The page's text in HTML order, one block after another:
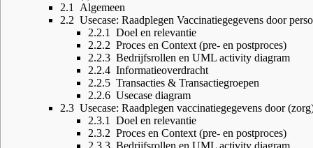
2.1
Algemeen
2.2 Usecase: Raadplegen Vaccinatiegegevens door
2.2.1
Doel en relevantie
2.2.2 Proces en Context (pre- en postproces)
2.2.3 Bedrijfsrollen en UML activity diagram
2.2.4 Informatieoverdracht
2.2.5 Transacties & Transactiegroepen
2.2.6 Usecase diagram
2.3 Usecase: Raadplegen vaccinatiegegevens door
2.3.1
Doel en relevantie
2.3.2 Proces en Context (pre- en postproces)
2.3.3 Bedrijfsrollen en UML activity diagram